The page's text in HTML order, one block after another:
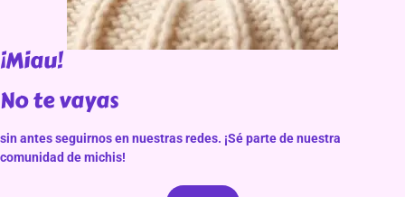
¡Miau!
No te vayas
sin antes seguirnos en nuestras redes. ¡Sé parte de nuestra
comunidad de michis!